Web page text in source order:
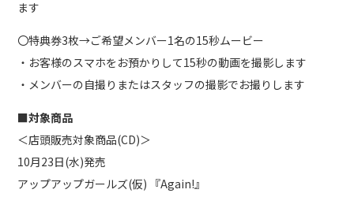
ます
〇特典券3枚→ご希望メンバー1名の15秒ムービー
・お客様のスマホをお預かりして15秒の動画を撮影します
・メンバーの自撮りまたはスタッフの撮影でお撮りします
■対象商品
＜店頭販売対象商品(CD)＞
10月23日(水)発売
アップアップガールズ(仮) 『Again!』